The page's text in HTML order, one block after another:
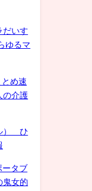
だいす
ゆるマ
め速
の介護
） ひ
ータブ
鬼女的